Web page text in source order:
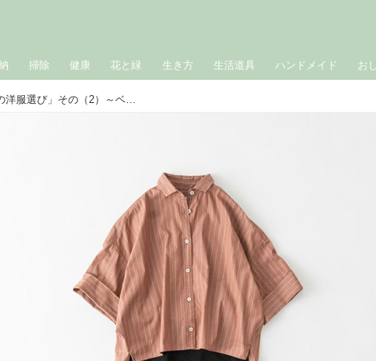
掃除 健康 花と緑 生き方 生活道具 ハンドメイド お
おしゃれのABC◇ 7月「小柄さんの洋服選び」その（2）～ベースとなるのはIライン（応用編）～ 現役スタイリストが、おしゃれの悩みを解決｜植村美智子